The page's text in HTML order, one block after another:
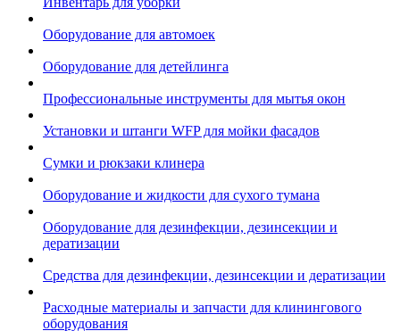
Оборудование для автомоек
Оборудование для детейлинга
Профессиональные инструменты для мытья окон
Установки и штанги WFP для мойки фасадов
Сумки и рюкзаки клинера
Оборудование и жидкости для сухого тумана
Оборудование для дезинфекции, дезинсекции и
дератизации
Средства для дезинфекции, дезинсекции и дератизации
Расходные материалы и запчасти для клинингового
оборудования